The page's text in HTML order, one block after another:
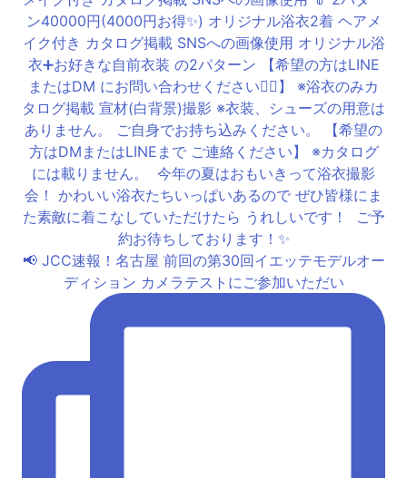
📢 JCC速報！名古屋 前回の第30回イエッテモデルオー
ディション カメラテストにご参加いただい